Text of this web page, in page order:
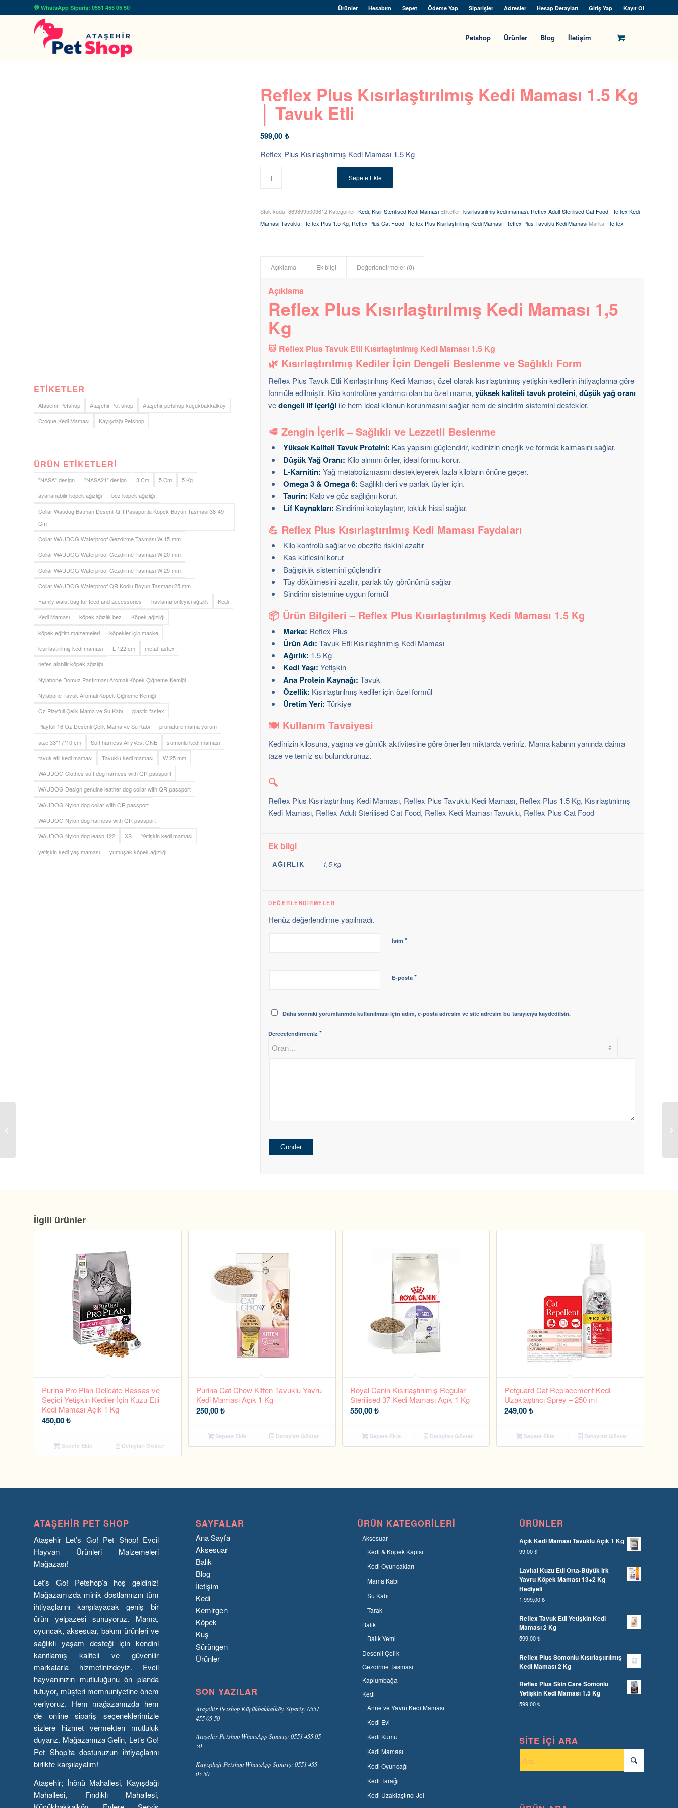
Ürünler Hesabım Sepet Ödeme Yap Siparişler Adresler Hesap Detayları Giriş Yap Kayıt Ol
💬 WhatsApp Sipariş: 0551 455 05 50
Petshop Ürünler Blog İletişim
ETIKETLER
Ataşehir Petshop Ataşehir Pet shop
Ataşehir petshop küçükbakkalköy
Croque Kedi Maması
Kayışdağı Petshop
ÜRÜN ETIKETLERI
"NASA" design "NASA21" design 3 Cm 5 Cm
5 Kg
ayarlanabilir köpek ağızlığı
bez köpek ağızlığı
Collar Waudog Batman Desenli QR Pasaportlu Köpek Boyun Tasması 38-49
Cm
Collar WAUDOG Waterproof Gezdirme Tasması W 15 mm
Collar WAUDOG Waterproof Gezdirme Tasması W 20 mm
Collar WAUDOG Waterproof Gezdirme Tasması W 25 mm
Collar WAUDOG Waterproof QR Kodlu Boyun Tasması 25 mm
Family waist bag for feed and accessories
havlama önleyici ağızlık
Kedi
Kedi Maması
köpek ağızlık bez
Köpek ağızlığı
köpek eğitim malzemeleri
köpekler için maske
kısırlaştırılmış kedi maması
L 122 cm
metal fastex
nefes alabilir köpek ağızlığı
Nylabone Domuz Pastırması Aromalı Köpek Çiğneme Kemiği
Nylabone Tavuk Aromalı Köpek Çiğneme Kemiği
Oz Playfull Çelik Mama ve Su Kabı
plastic fastex
Playfull 16 Oz Desenli Çelik Mama ve Su Kabı
pronature mama yorum
size 33*17*10 cm
Soft harness AiryVest ONE
somonlu kedi maması
tavuk etli kedi maması
Tavuklu kedi maması
W 25 mm
WAUDOG Clothes soft dog harness with QR passport
WAUDOG Design genuine leather dog collar with QR passport
WAUDOG Nylon dog collar with QR passport
WAUDOG Nylon dog harness with QR passport
WAUDOG Nylon dog leash 122
XS
Yetişkin kedi maması
yetişkin kedi yaş maması
yumuşak köpek ağızlığı
Reflex Plus Kısırlaştırılmış Kedi Maması 1.5 Kg
│ Tavuk Etli
599,00₺
Reflex Plus Kısırlaştırılmış Kedi Maması 1.5 Kg
Sepete Ekle
Stok kodu:8698995003612 Kategoriler:Kedi ,Kısır Sterilised Kedi Maması Etiketler:kısırlaştırılmış kedi maması Reflex Adult Sterilised Cat Food Reflex Kedi
Maması Tavuklu Reflex Plus 1.5 Kg Reflex Plus Cat Food Reflex Plus Kısırlaştırılmış Kedi Maması Reflex Plus Tavuklu Kedi Maması Marka: Reflex
Açıklama Ek bilgi Değerlendirmeler (0)
Açıklama
Reflex Plus Kısırlaştırılmış Kedi Maması 1,5
Kg
🐱 Reflex Plus Tavuk Etli Kısırlaştırılmış Kedi Maması 1.5 Kg
🌿 Kısırlaştırılmış Kediler İçin Dengeli Beslenme ve Sağlıklı Form
Reflex Plus Tavuk Etli Kısırlaştırılmış Kedi Maması, özel olarak kısırlaştırılmış yetişkin kedilerin ihtiyaçlarına göre
formüle edilmiştir. Kilo kontrolüne yardımcı olan bu özel mama,yüksek kaliteli tavuk proteini,düşük yağ oranı
vedengeli lif içeriği ile hem ideal kilonun korunmasını sağlar hem de sindirim sistemini destekler.
🥩Zengin İçerik – Sağlıklı ve Lezzetli Beslenme
Yüksek Kaliteli Tavuk Proteini: Kas yapısını güçlendirir, kedinizin enerjik ve formda kalmasını sağlar.
Düşük Yağ Oranı: Kilo alımını önler, ideal formu korur.
L-Karnitin: Yağ metabolizmasını destekleyerek fazla kiloların önüne geçer.
Omega 3 & Omega 6: Sağlıklı deri ve parlak tüyler için.
Taurin: Kalp ve göz sağlığını korur.
Lif Kaynakları: Sindirimi kolaylaştırır, tokluk hissi sağlar.
💪 Reflex Plus Kısırlaştırılmış Kedi Maması Faydaları
Kilo kontrolü sağlar ve obezite riskini azaltır
Kas kütlesini korur
Bağışıklık sistemini güçlendirir
Tüy dökülmesini azaltır, parlak tüy görünümü sağlar
Sindirim sistemine uygun formül
📦 Ürün Bilgileri – Reflex Plus Kısırlaştırılmış Kedi Maması 1.5 Kg
Marka: Reflex Plus
Ürün Adı: Tavuk Etli Kısırlaştırılmış Kedi Maması
Ağırlık: 1.5 Kg
Kedi Yaşı: Yetişkin
Ana Protein Kaynağı: Tavuk
Özellik: Kısırlaştırılmış kediler için özel formül
Üretim Yeri: Türkiye
🍽️ Kullanım Tavsiyesi
Kedinizin kilosuna, yaşına ve günlük aktivitesine göre önerilen miktarda veriniz. Mama kabının yanında daima
taze ve temiz su bulundurunuz.
🔍
Reflex Plus Kısırlaştırılmış Kedi Maması, Reflex Plus Tavuklu Kedi Maması, Reflex Plus 1.5 Kg, Kısırlaştırılmış
Kedi Maması, Reflex Adult Sterilised Cat Food, Reflex Kedi Maması Tavuklu, Reflex Plus Cat Food
Ek bilgi
AĞIRLIK 1,5 kg
DEĞERLENDIRMELER
Henüz değerlendirme yapılmadı.
İsim*
E-posta*
Daha sonraki yorumlarımda kullanılması için adım, e-posta adresim ve site adresim bu tarayıcıya kaydedilsin.
Derecelendirmeniz*
İlgili ürünler
Purina Pro Plan Delicate Hassas ve
Seçici Yetişkin Kediler İçin Kuzu Etli
Kedi Maması Açık 1 Kg
450,00₺
Sepete Ekle Detayları Göster
Purina Cat Chow Kitten Tavuklu Yavru
Kedi Maması Açık 1 Kg
250,00₺
Sepete Ekle Detayları Göster
Royal Canin Kısırlaştırılmış Regular
Sterilised 37 Kedi Maması Açık 1 Kg
550,00₺
Sepete Ekle Detayları Göster
Petguard Cat Replacement Kedi
Uzaklaştırıcı Sprey – 250 ml
249,00₺
Sepete Ekle Detayları Göster
ATAŞEHIR PET SHOP
Ataşehir Let’s Go! Pet Shop! Evcil
Hayvan Ürünleri Malzemeleri
Mağazası!
Let’s Go! Petshop’a hoş geldiniz!
Mağazamızda minik dostlarınızın tüm
ihtiyaçlarını karşılayacak geniş bir
ürün yelpazesi sunuyoruz. Mama,
oyuncak, aksesuar, bakım ürünleri ve
sağlıklı yaşam desteği için kendini
kanıtlamış kaliteli ve güvenilir
markalarla hizmetinizdeyiz. Evcil
hayvanınızın mutluluğunu ön planda
tutuyor, müşteri memnuniyetine önem
veriyoruz. Hem mağazamızda hem
de online sipariş seçeneklerimizle
sizlere hizmet vermekten mutluluk
duyarız. Mağazamıza Gelin, Let’s Go!
Pet Shop’ta dostunuzun ihtiyaçlarını
birlikte karşılayalım!
Ataşehir; İnönü Mahallesi, Kayışdağı
Mahallesi, Fındıklı Mahallesi,
SAYFALAR
Ana Sayfa
Aksesuar
Balık
Blog
İletişim
Kedi
Kemirgen
Köpek
Kuş
Sürüngen
Ürünler
SON YAZILAR
Ataşehir Petshop Küçükbakkalköy Sipariş: 0551
455 05 50
Ataşehir Petshop WhatsApp Sipariş: 0551 455 05
50
Kayışdağı Petshop WhatsApp Sipariş: 0551 455
05 50
ÜRÜN KATEGORILERI
Aksesuar
Kedi & Köpek Kapısı
Kedi Oyuncakları
Mama Kabı
Su Kabı
Tarak
Balık
Balık Yemi
Desenli Çelik
Gezdirme Tasması
Kaplumbağa
Kedi
Anne ve Yavru Kedi Maması
Kedi Evi
Kedi Kumu
Kedi Maması
Kedi Oyuncağı
Kedi Tarağı
Kedi Uzaklaştırıcı Jel
ÜRÜNLER
Açık Kedi Maması Tavuklu Açık 1 Kg
99,00₺
Lavital Kuzu Etli Orta-Büyük Irk
Yavru Köpek Maması 13+2 Kg
Hediyeli
1.999,00₺
Reflex Tavuk Etli Yetişkin Kedi
Maması 2 Kg
599,00₺
Reflex Plus Somonlu Kısırlaştırılmış
Kedi Maması 2 Kg
Reflex Plus Skin Care Somonlu
Yetişkin Kedi Maması 1.5 Kg
599,00₺
SITE İÇI ARA